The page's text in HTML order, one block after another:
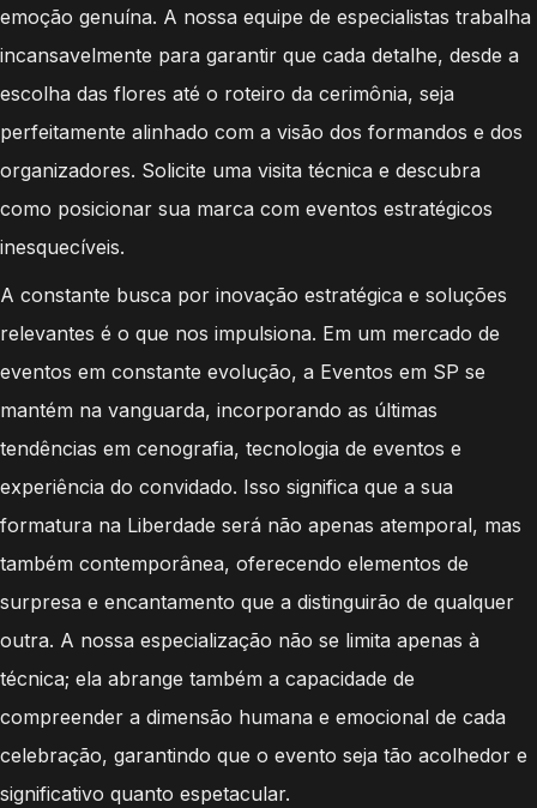
emoção genuína. A nossa equipe de especialistas trabalha
incansavelmente para garantir que cada detalhe, desde a
escolha das flores até o roteiro da cerimônia, seja
perfeitamente alinhado com a visão dos formandos e dos
organizadores. Solicite uma visita técnica e descubra
como posicionar sua marca com eventos estratégicos
inesquecíveis.
A constante busca por inovação estratégica e soluções
relevantes é o que nos impulsiona. Em um mercado de
eventos em constante evolução, a Eventos em SP se
mantém na vanguarda, incorporando as últimas
tendências em cenografia, tecnologia de eventos e
experiência do convidado. Isso significa que a sua
formatura na Liberdade será não apenas atemporal, mas
também contemporânea, oferecendo elementos de
surpresa e encantamento que a distinguirão de qualquer
outra. A nossa especialização não se limita apenas à
técnica; ela abrange também a capacidade de
compreender a dimensão humana e emocional de cada
celebração, garantindo que o evento seja tão acolhedor e
significativo quanto espetacular.